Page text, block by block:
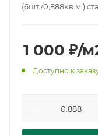
(6шт./0,888кв.м.)
1 000 ₽/
Доступно к